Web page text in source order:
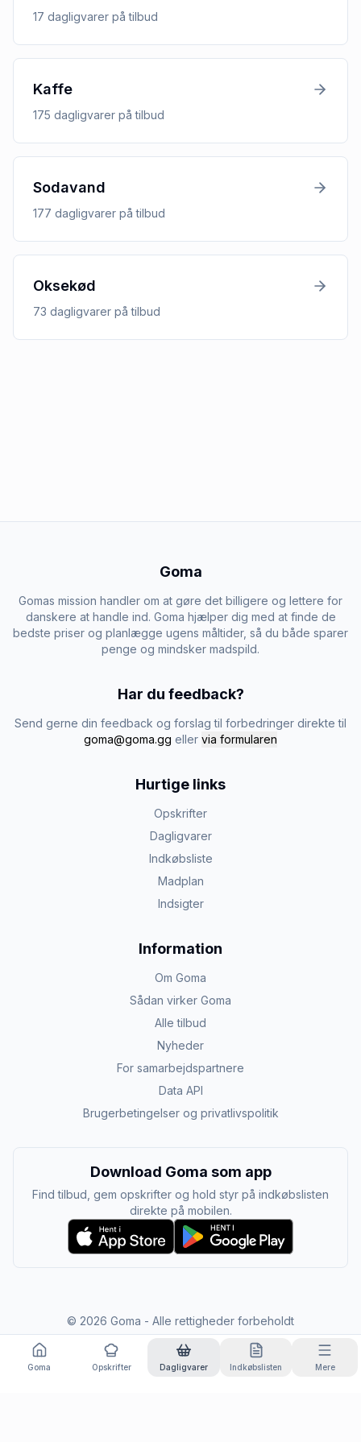
17 dagligvarer på tilbud
Kaffe
175 dagligvarer på tilbud
Sodavand
177 dagligvarer på tilbud
Oksekød
73 dagligvarer på tilbud
Goma
Gomas mission handler om at gøre det billigere og lettere for
danskere at handle ind. Goma hjælper dig med at finde de
bedste priser og planlægge ugens måltider, så du både sparer
penge og mindsker madspild.
Har du feedback?
Send gerne din feedback og forslag til forbedringer direkte til
goma@goma.gg eller via formularen
Hurtige links
Opskrifter
Dagligvarer
Indkøbsliste
Madplan
Indsigter
Information
Om Goma
Sådan virker Goma
Alle tilbud
Nyheder
For samarbejdspartnere
Data API
Brugerbetingelser og privatlivspolitik
Download Goma som app
Find tilbud, gem opskrifter og hold styr på indkøbslisten
direkte på mobilen.
© 2026 Goma - Alle rettigheder forbeholdt
Goma Opskrifter Dagligvarer Indkøbslisten Mere